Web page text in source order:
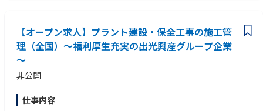
るため、自分の仕事や貢献が日々の人々の生活にどう影響を与えていく
か？を感じることができます。
事業を大きく創る上では、極限まで需要家の目線でサービス設計をするこ
ドを見ながら需要家ニーズをマッチングさせるコンサルティング能力と、
最新のテクノロジーを組み合わせて効率的に解決していきます。
だからこそ、その解決力と専門力をお客様のために役立てたい。ユーザー
の視点を活かした提案で、お客様のプラントを支えるパートナーとなりた
い。私たちは、お客様にとっての最適とは何かを考えるエンジニアリング
会社です。
【オープン求人】プラント建設・保全工事の施工管
理（全国）～福利厚⽣充実の出光興産グループ企業
～
非公開
仕事内容